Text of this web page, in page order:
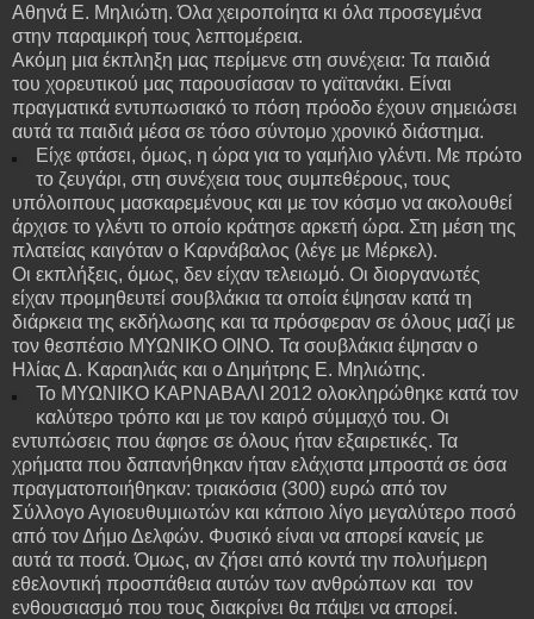
Αθηνά Ε. Μηλιώτη. Όλα χειροποίητα κι όλα προσεγμένα
στην παραμικρή τους λεπτομέρεια.
Ακόμη μια έκπληξη μας περίμενε στη συνέχεια: Τα παιδιά
του χορευτικού μας παρουσίασαν το γαϊτανάκι. Είναι
πραγματικά εντυπωσιακό το πόση πρόοδο έχουν σημειώσει
αυτά τα παιδιά μέσα σε τόσο σύντομο χρονικό διάστημα.
Είχε φτάσει, όμως, η ώρα για το γαμήλιο γλέντι. Με πρώτο
το ζευγάρι, στη συνέχεια τους συμπεθέρους, τους
υπόλοιπους μασκαρεμένους και με τον κόσμο να ακολουθεί
άρχισε το γλέντι το οποίο κράτησε αρκετή ώρα. Στη μέση της
πλατείας καιγόταν ο Καρνάβαλος (λέγε με Μέρκελ).
Οι εκπλήξεις, όμως, δεν είχαν τελειωμό. Οι διοργανωτές
είχαν προμηθευτεί σουβλάκια τα οποία έψησαν κατά τη
διάρκεια της εκδήλωσης και τα πρόσφεραν σε όλους μαζί με
τον θεσπέσιο ΜΥΩΝΙΚΟ ΟΙΝΟ. Τα σουβλάκια έψησαν ο
Ηλίας Δ. Καραηλιάς και ο Δημήτρης Ε. Μηλιώτης.
Το ΜΥΩΝΙΚΟ ΚΑΡΝΑΒΑΛΙ 2012 ολοκληρώθηκε κατά τον
καλύτερο τρόπο και με τον καιρό σύμμαχό του. Οι
εντυπώσεις που άφησε σε όλους ήταν εξαιρετικές. Τα
χρήματα που δαπανήθηκαν ήταν ελάχιστα μπροστά σε όσα
πραγματοποιήθηκαν: τριακόσια (300) ευρώ από τον
Σύλλογο Αγιοευθυμιωτών και κάποιο λίγο μεγαλύτερο ποσό
από τον Δήμο Δελφών. Φυσικό είναι να απορεί κανείς με
αυτά τα ποσά. Όμως, αν ζήσει από κοντά την πολυήμερη
εθελοντική προσπάθεια αυτών των ανθρώπων και τον
ενθουσιασμό που τους διακρίνει θα πάψει να απορεί.